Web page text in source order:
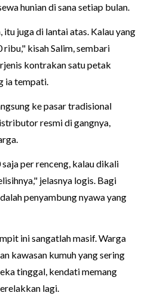
hunian di sana setiap bulan.
juga di lantai atas. Kalau yang
ribu," kisah Salim, sembari
kontrakan satu petak
ia tempati.
ke pasar tradisional
resmi di gangnya,
per renceng, kalau dikali
jelasnya logis. Bagi
penyambung nyawa yang
ini sangatlah masif. Warga
kawasan kumuh yang sering
tinggal, kendati memang
lagi.